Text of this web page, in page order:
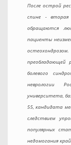
После острой
спине -
обращаются
пациенты
преобладающей
болевого
неврологии
университета,
55, кандидата
следствием
популярных
недомогания